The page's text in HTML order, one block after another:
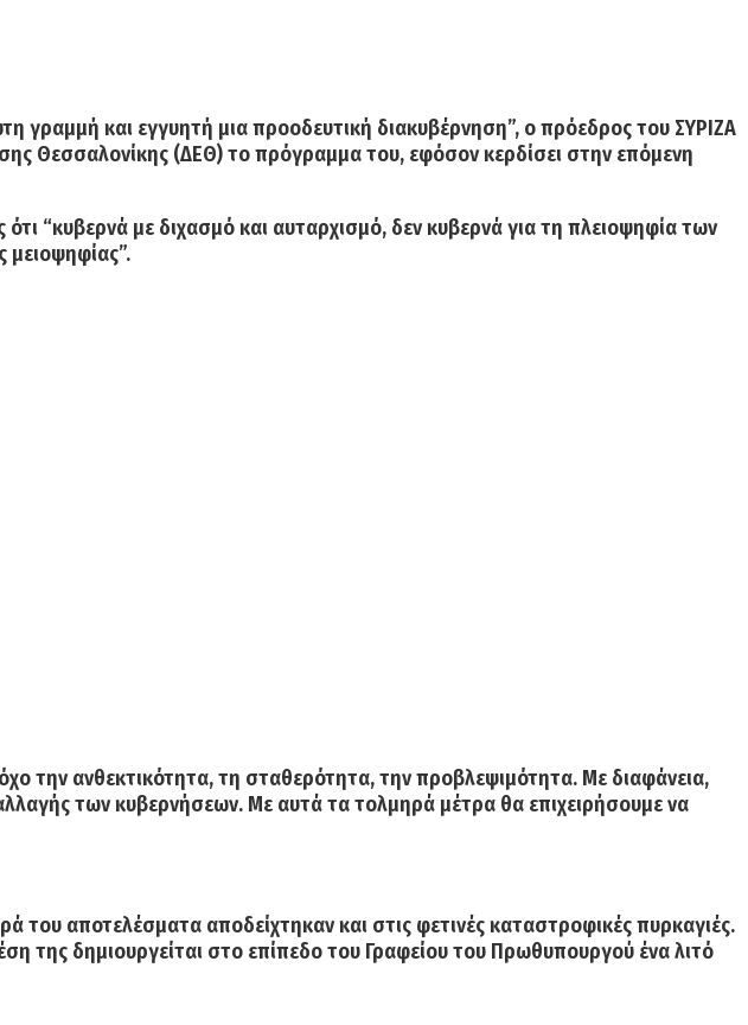
γραμμή και εγγυητή μια προοδευτική διακυβέρνηση”, ο πρόεδρος του ΣΥΡΙΖΑ
Θεσσαλονίκης (ΔΕΘ) το πρόγραμμα του, εφόσον κερδίσει στην επόμενη
ότι “κυβερνά με διχασμό και αυταρχισμό, δεν κυβερνά για τη πλειοψηφία των
μειοψηφίας”.
την ανθεκτικότητα, τη σταθερότητα, την προβλεψιμότητα. Με διαφάνεια,
των κυβερνήσεων. Με αυτά τα τολμηρά μέτρα θα επιχειρήσουμε να
αποτελέσματα αποδείχτηκαν και στις φετινές καταστροφικές πυρκαγιές.
της δημιουργείται στο επίπεδο του Γραφείου του Πρωθυπουργού ένα λιτό